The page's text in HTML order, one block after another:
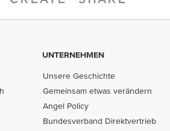
UNTERNEHMEN
Unsere Geschichte
Gemeinsam etwas verändern
Angel Policy
Bundesverband Direktvertrieb